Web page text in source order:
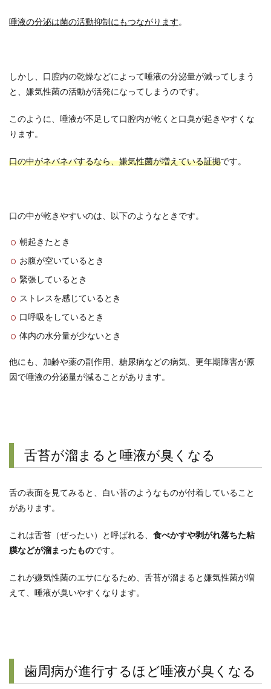
唾液の分泌は菌の活動抑制にもつながります。
しかし、口腔内の乾燥などによって唾液の分泌量が減ってしまう
と、嫌気性菌の活動が活発になってしまうのです。
このように、唾液が不足して口腔内が乾くと口臭が起きやすくな
ります。
口の中がネバネバするなら、嫌気性菌が増えている証拠です。
口の中が乾きやすいのは、以下のようなときです。
朝起きたとき
お腹が空いているとき
緊張しているとき
ストレスを感じているとき
口呼吸をしているとき
体内の水分量が少ないとき
他にも、加齢や薬の副作用、糖尿病などの病気、更年期障害が原
因で唾液の分泌量が減ることがあります。
舌苔が溜まると唾液が臭くなる
舌の表面を見てみると、白い苔のようなものが付着していること
があります。
これは舌苔（ぜったい）と呼ばれる、 食べかすや剥がれ落ちた粘
膜などが溜まったものです。
これが嫌気性菌のエサになるため、舌苔が溜まると嫌気性菌が増
えて、唾液が臭いやすくなります。
歯周病が進行するほど唾液が臭くなる